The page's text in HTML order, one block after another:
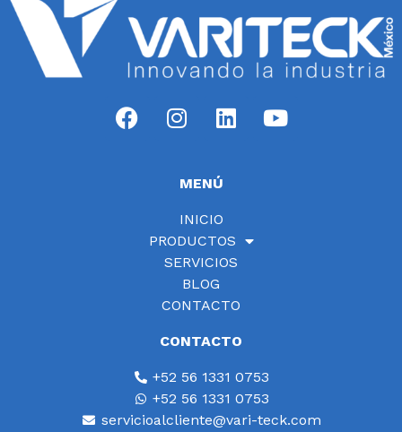
MENÚ
INICIO
PRODUCTOS
SERVICIOS
BLOG
CONTACTO
CONTACTO
+52 56 1331 0753
+52 56 1331 0753
servicioalcliente@vari-teck.com